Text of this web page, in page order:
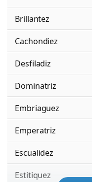
Brillantez
Cachondiez
Desfiladiz
Dominatriz
Embriaguez
Emperatriz
Escualidez
Estitiquez